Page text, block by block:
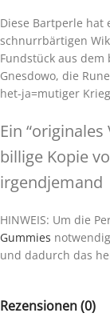
Diese Bartperle
schnurrbärtigen
Fundstück aus
Gnesdowo, die
het-ja=mutiger
Ein
billige Kopie
irgendjemand
HINWEIS: Um die
Gummies
und dadurch das
Rezensionen (0)